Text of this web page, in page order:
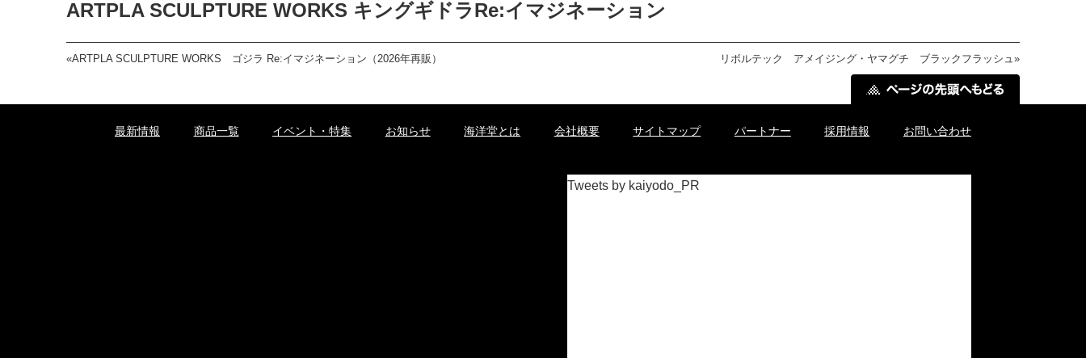
ARTPLA SCULPTURE WORKS キングギドラRe:イマジネーション
«ARTPLA SCULPTURE WORKS ゴジラ Re:イマジネーション（2026年再販） リボルテック アメイジング・ヤマグチ ブラックフラッシュ »
最新情報 商品一覧 イベント・特集 お知らせ 海洋堂とは 会社概要 サイトマップ パートナー 採用情報 お問い合わせ
Tweets by kaiyodo_PR